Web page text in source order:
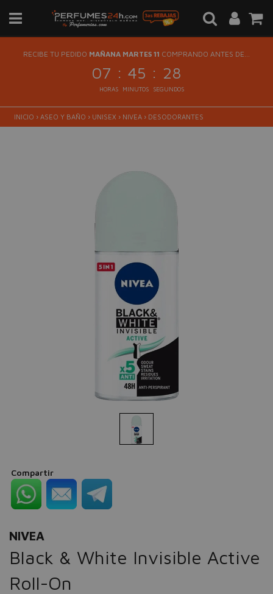
RECIBE TU PEDIDO MAÑANA MARTES 11 COMPRANDO ANTES DE...
07 : 45 : 28
HORAS MINUTOS SEGUNDOS
INICIO › ASEO Y BAÑO › UNISEX › NIVEA › DESODORANTES
Compartir
NIVEA
Black & White Invisible Active
Roll-On